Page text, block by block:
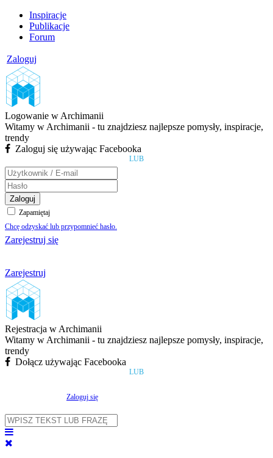
Inspiracje
Publikacje
Forum
Zaloguj
Logowanie w Archimanii
Witamy w Archimanii - tu znajdziesz najlepsze pomysły, inspiracje,
trendy
Zaloguj się używając Facebooka
LUB
Zaloguj
Zapamiętaj
Chcę odzyskać lub przypomnieć hasło.
Zarejestruj się
Zarejestruj
Rejestracja w Archimanii
Witamy w Archimanii - tu znajdziesz najlepsze pomysły, inspiracje,
trendy
Dołącz używając Facebooka
LUB
Zaloguj się